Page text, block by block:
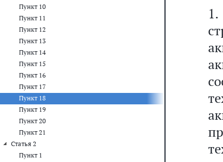
Пункт 10
Пункт 11
Пункт 12
Пункт 13
Пункт 14
Пункт 15
Пункт 16
Пункт 17
Пункт 18
Пункт 19
Пункт 20
Пункт 21
Статья 2
Пункт 1